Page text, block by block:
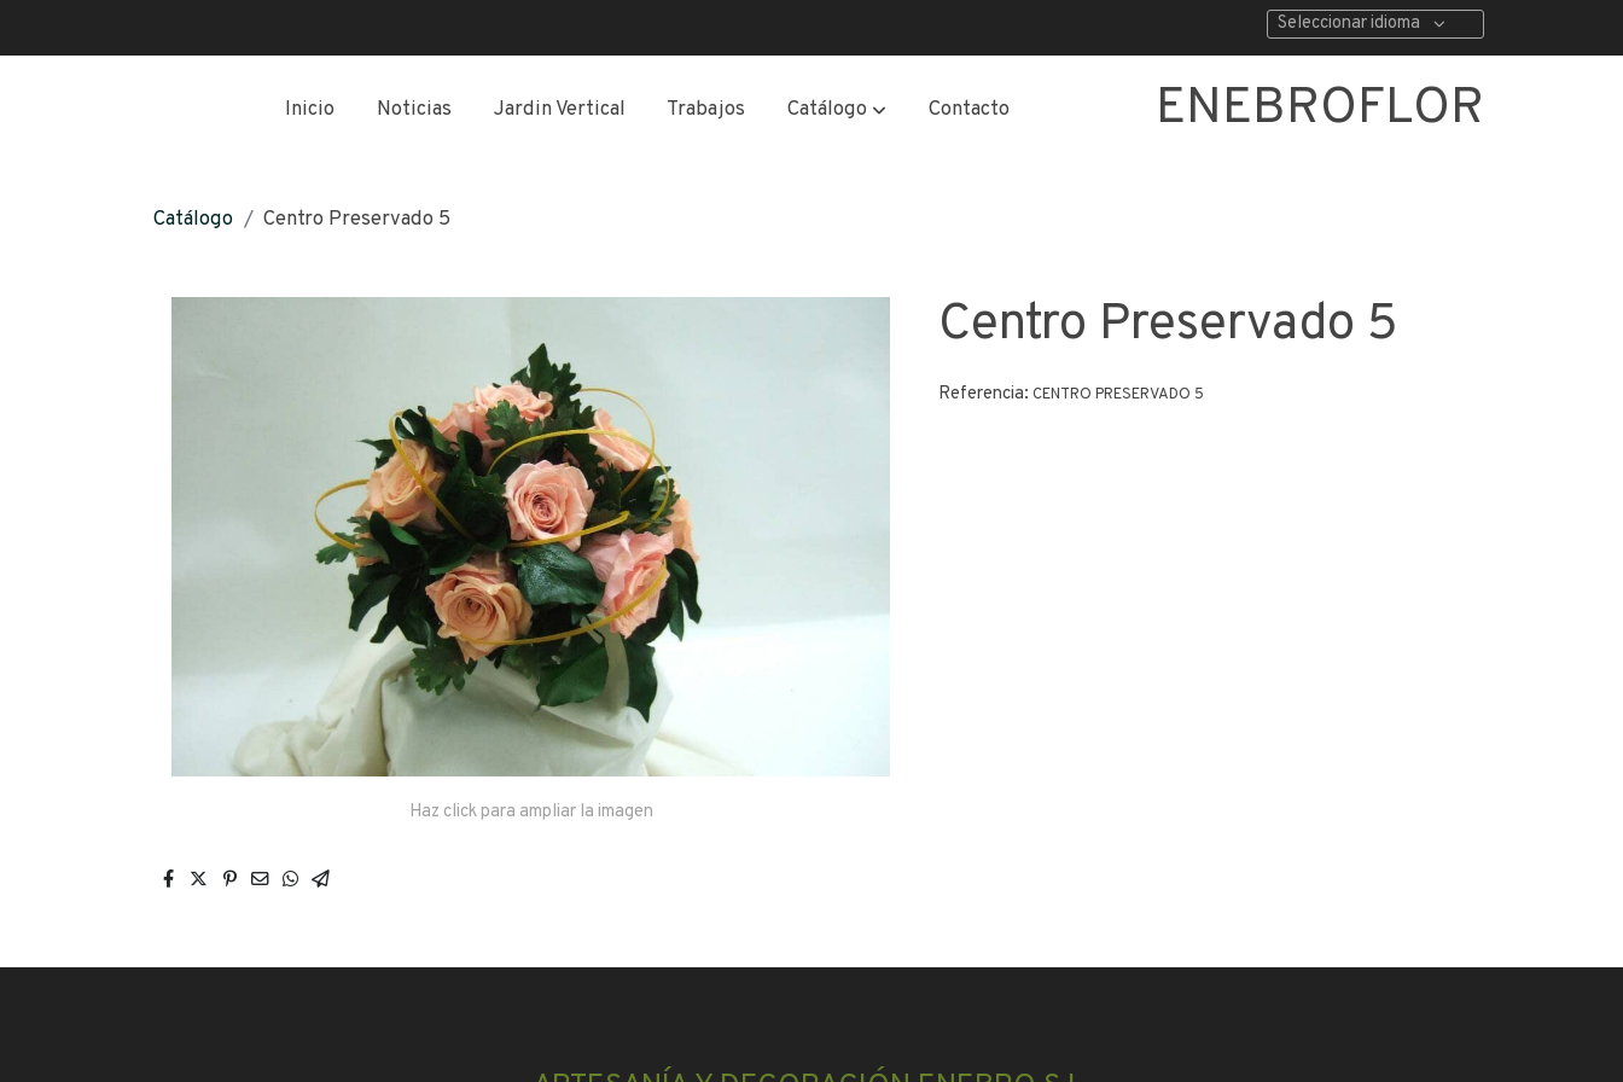
Seleccionar idioma
Inicio Noticias Jardin Vertical Trabajos Catálogo Contacto ENEBROFLOR
Catálogo Centro Preservado 5
Haz click para ampliar la imagen
Centro Preservado 5
Referencia:CENTRO PRESERVADO 5